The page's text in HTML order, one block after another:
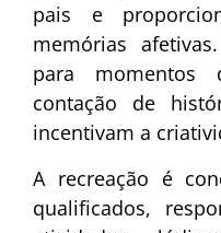
pais e
memórias
para momentos
contação de
incentivam a
A recreação é
qualificados,